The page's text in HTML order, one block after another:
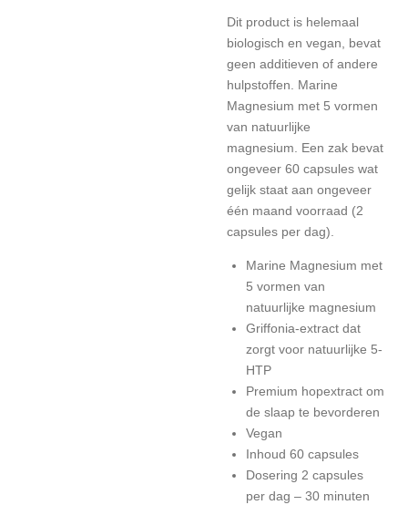
Dit product is helemaal
biologisch en vegan, bevat
geen additieven of andere
hulpstoffen. Marine
Magnesium met 5 vormen
van natuurlijke
magnesium. Een zak bevat
ongeveer 60 capsules wat
gelijk staat aan ongeveer
één maand voorraad (2
capsules per dag).
Marine Magnesium met
5 vormen van
natuurlijke magnesium
Griffonia-extract dat
zorgt voor natuurlijke 5-
HTP
Premium hopextract om
de slaap te bevorderen
Vegan
Inhoud 60 capsules
Dosering 2 capsules
per dag – 30 minuten